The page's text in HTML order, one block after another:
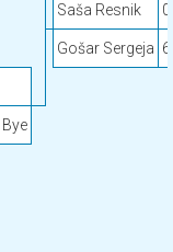
Saša Resnik 0
Gošar Sergeja 6
Bye